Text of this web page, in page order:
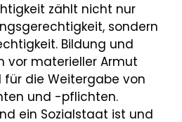
zählt nicht nur
sondern
Bildung und
vor materieller Armut
für die Wei­tergabe von
und -pflichten.
ein Sozialstaat ist und